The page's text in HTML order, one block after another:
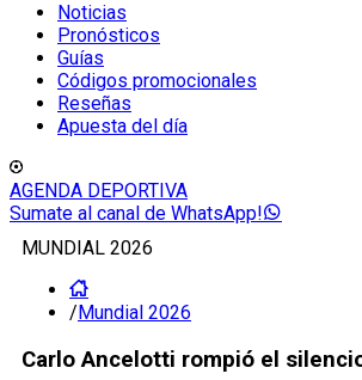
Noticias
Pronósticos
Guías
Códigos promocionales
Reseñas
Apuesta del día
AGENDA DEPORTIVA
Sumate al canal de WhatsApp!
MUNDIAL 2026
/Mundial 2026
Carlo Ancelotti rompió el